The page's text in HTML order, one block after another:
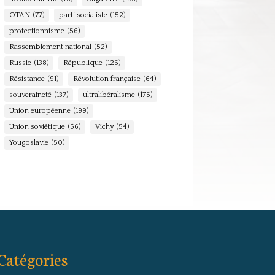
OTAN (77) parti socialiste (152)
protectionnisme (56)
Rassemblement national (52)
Russie (138) République (126)
Résistance (91) Révolution française (64)
souveraineté (137) ultralibéralisme (175)
Union européenne (199)
Union soviétique (56) Vichy (54)
Yougoslavie (50)